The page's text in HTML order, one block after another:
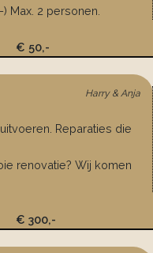
Max. 2 personen.
€ 50,-
Harry & Anja
Reparaties die
renovatie? Wij komen
€ 300,-